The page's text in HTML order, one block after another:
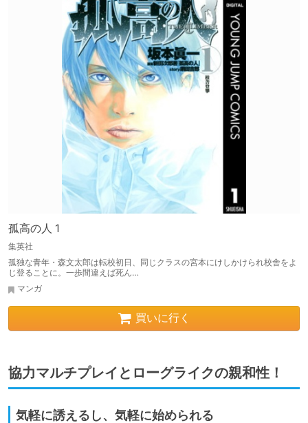
孤高の人 1
集英社
孤独な青年・森文太郎は転校初日、同じクラスの宮本にけしかけられ校舎をよ
じ登ることに。一歩間違えば死ん…
マンガ
買いに行く
協力マルチプレイとローグライクの親和性！
気軽に誘えるし、気軽に始められる